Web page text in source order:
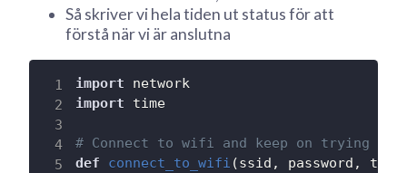
Så skriver vi hela tiden ut status för att
förstå när vi är anslutna
import
import time
# Connect to wifi and keep on trying
def
connect_to_wifi (ssid , password ,